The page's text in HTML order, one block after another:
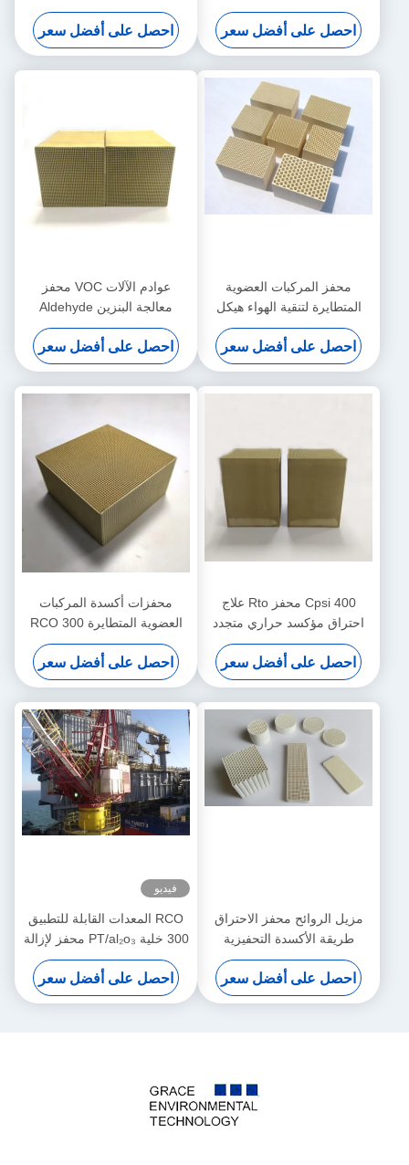
التحفيزية
احصل على أفضل سعر
صناعة ماكينات الأسلاك
احصل على أفضل سعر
محفز المركبات العضوية
المتطايرة لتنقية الهواء هيكل
قرص العسل مسامية عالية
احصل على أفضل سعر
عوادم الآلات VOC محفز
معالجة البنزين Aldehyde
Alkane 100x100x50mm
احصل على أفضل سعر
400 Cpsi محفز Rto علاج
احتراق مؤكسد حراري متجدد
تدفق صغير
احصل على أفضل سعر
محفزات أكسدة المركبات
العضوية المتطايرة RCO 300
Cpsi تزيل نفايات الصناعة
احصل على أفضل سعر
مزيل الروائح محفز الاحتراق
طريقة الأكسدة التحفيزية
احصل على أفضل سعر
فيديو
RCO المعدات القابلة للتطبيق
300 خلية PT/al₂o₃ محفز لإزالة
المركبات العضوية المتطايرة
احصل على أفضل سعر